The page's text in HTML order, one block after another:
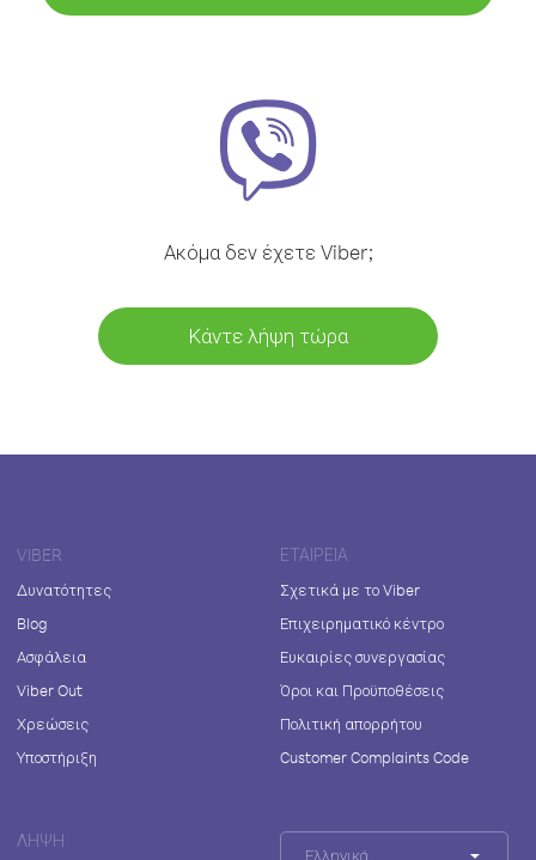
Ακόμα δεν έχετε Viber;
Κάντε λήψη τώρα
VIBER
Δυνατότητες
Blog
Ασφάλεια
Viber Out
Χρεώσεις
Υποστήριξη
ΕΤΑΙΡΕΊΑ
Σχετικά με το Viber
Επιχειρηματικό κέντρο
Ευκαιρίες συνεργασίας
Όροι και Προϋποθέσεις
Πολιτική απορρήτου
Customer Complaints Code
ΛΉΨΗ
Ελληνικά